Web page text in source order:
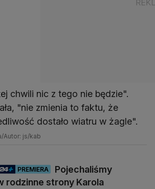
chwili nic z tego nie będzie".
"nie zmienia to faktu, że
dostało wiatru w żagle".
Autor: js/kab
PREMIERA
Pojechaliśmy
rodzinne strony Karola